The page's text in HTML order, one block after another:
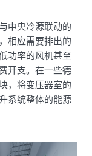
中央冷源联动的
相应需要排出的
功率的风机甚至
开支。在一些德
，将变压器室的
系统整体的能源